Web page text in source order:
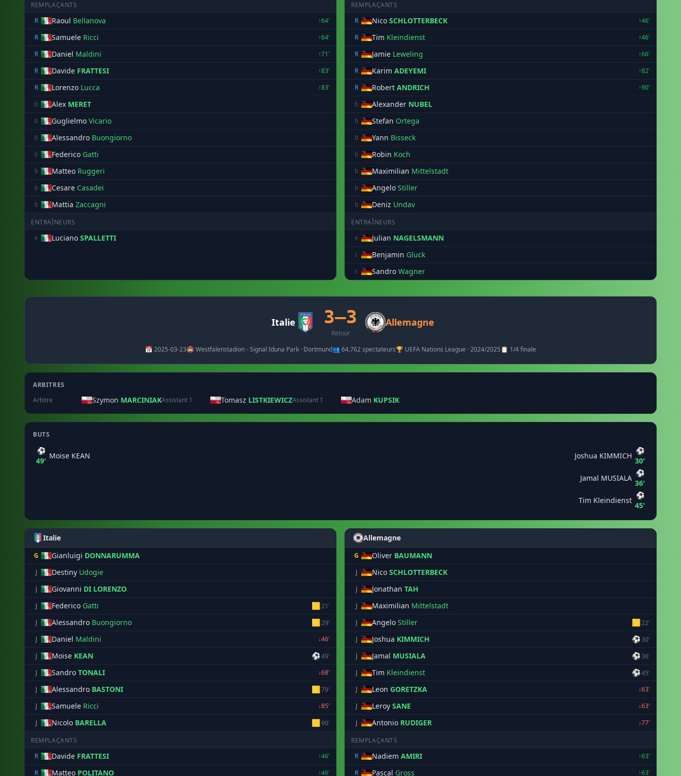
REMPLAÇANTS
R
Raoul Bellanova
↑64'
R
Samuele Ricci
↑64'
R
Daniel Maldini
↑71'
R
Davide FRATTESI
↑83'
R
Lorenzo Lucca
↑83'
b
Alex MERET
b Guglielmo Vicario
b Alessandro Buongiorno
b Federico Gatti
b Matteo Ruggeri
b Cesare Casadei
b Mattia Zaccagni
ENTRAÎNEURS
e
Luciano SPALLETTI
REMPLAÇANTS
R
Nico SCHLOTTERBECK
↑46'
R
Tim Kleindienst
↑46'
R
Jamie Leweling
↑66'
R
Karim ADEYEMI
↑82'
R
Robert ANDRICH
↑90'
b
Alexander NUBEL
b Stefan Ortega
b Yann Bisseck
b Robin Koch
b Maximilian Mittelstadt
b Angelo Stiller
b Deniz Undav
ENTRAÎNEURS
e
Julian NAGELSMANN
c Benjamin Gluck
c Sandro Wagner
Italie 3–3
Retour
Allemagne
📅 2025-03-23🏟️ Westfalenstadion - Signal Iduna Park · Dortmund👥 64,762 spectateurs🏆 UEFA Nations League · 2024/2025📋 1/4 finale
ARBITRES
Arbitre
Szymon MARCINIAKAssistant 1 Tomasz LISTKIEWICZAssistant 1 Adam KUPSIK
BUTS
⚽
49'
Moise KEAN Joshua KIMMICH
⚽
30'
Jamal MUSIALA
⚽
36'
Tim Kleindienst
⚽
45'
Italie
G Gianluigi DONNARUMMA
J Destiny Udogie
J Giovanni DI LORENZO
J Federico Gatti 🟨21'
J
Alessandro Buongiorno 🟨29'
J
Daniel Maldini
↓46'
J
Moise KEAN ⚽49'
J
Sandro TONALI
↓68'
J
Alessandro BASTONI 🟨79'
J
Samuele Ricci
↓85'
J
Nicolo BARELLA 🟨90'
REMPLAÇANTS
R
Davide FRATTESI
↑46'
R
Matteo POLITANO
↑46'
Allemagne
G Oliver BAUMANN
J Nico SCHLOTTERBECK
J Jonathan TAH
J Maximilian Mittelstadt
J Angelo Stiller 🟨22'
J
Joshua KIMMICH ⚽30'
J
Jamal MUSIALA ⚽36'
J
Tim Kleindienst ⚽45'
J
Leon GORETZKA
↓63'
J
Leroy SANE
↓63'
J
Antonio RUDIGER ↓77'
REMPLAÇANTS
R
Nadiem AMIRI
↑63'
R
Pascal Gross
↑63'